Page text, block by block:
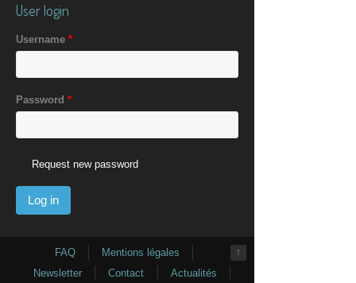
User login
Username *
Password *
Request new password
↑
FAQ
Mentions légales
Newsletter
Contact Actualités